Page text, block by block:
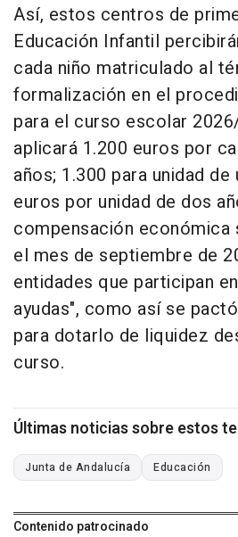
Así, estos centros de
Educación Infantil
cada niño matriculado al
formalización en el
para el curso escolar
aplicará 1.200 euros por
años; 1.300 para unidad de
euros por unidad de dos
compensación económica
el mes de septiembre de
entidades que participan
ayudas", como así se
para dotarlo de liquidez
curso.
Últimas noticias sobre estos
Junta de Andalucía Educación
Contenido patrocinado